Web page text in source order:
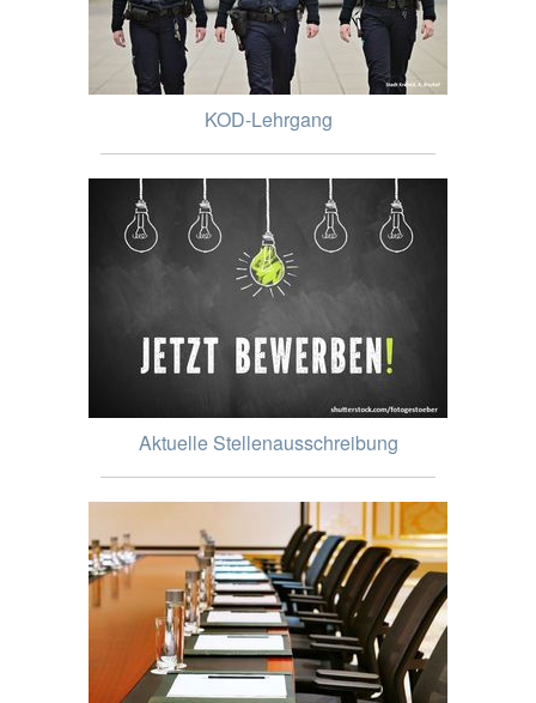
KOD-Lehrgang
Aktuelle Stellenausschreibung